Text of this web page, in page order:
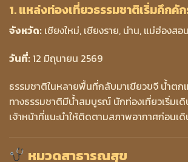
1. แหล่งท่องเที่ยวธรรมชาติเริ่มคึกคั
จังหวัด: เชียงใหม่, เชียงราย, น่าน, แม่ฮ่องสอน
วันที่: 12 มิถุนายน 2569
ธรรมชาติในหลายพื้นที่กลับมาเขียวขจี น้ำตก
ทางธรรมชาติมีน้ำสมบูรณ์ นักท่องเที่ยวเริ่มเ
เจ้าหน้าที่แนะนำให้ติดตามสภาพอากาศก่อนเ
หมวดสาธารณสุข